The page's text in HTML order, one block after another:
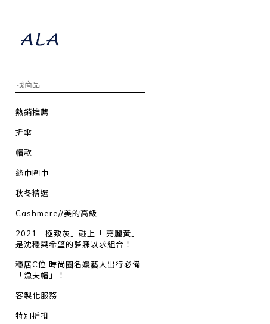
熱銷推薦
折傘
帽款
絲巾圍巾
秋冬精選
Cashmere//美的高級
2021「極致灰」碰上「 亮麗黃」
是沈穩與希望的夢寐以求組合！
穩居C位 時尚圈名媛藝人出行必備
「漁夫帽」！
客製化服務
特別折扣